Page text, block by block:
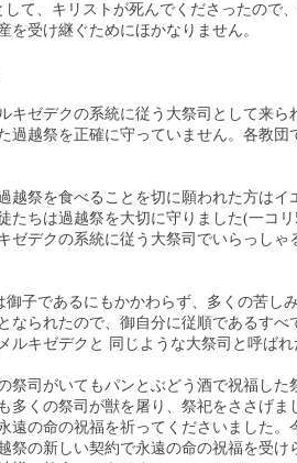
て、キリストが死んでくださったので
を受け継ぐためにほかなりません。
キゼデクの系統に従う大祭司として来ら
過越祭を正確に守っていません。各教団
越祭を食べることを切に願われた方はイ
たちは過越祭を大切に守りました(一コ
ゼデクの系統に従う大祭司でいらっしゃ
子であるにもかかわらず、多くの苦し
なられたので、御自分に従順であるす
ルキゼデクと 同じような大祭司と呼ばれ
祭司がいてもパンとぶどう酒で祝福した
多くの祭司が獣を屠り、祭祀をささげま
遠の命の祝福を祈ってくださいました。
祭の新しい契約で永遠の命の祝福を受け